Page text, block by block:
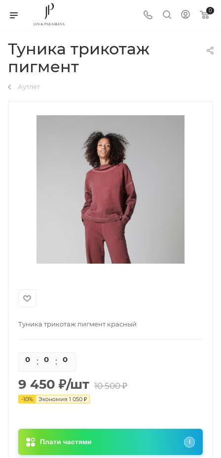
0
Туника трикотаж
пигмент
Аутлет
Туника трикотаж пигмент красный
0 0 0
9 450 ₽/шт 10 500₽
-10% Экономия 1 050 ₽
Плати частями i